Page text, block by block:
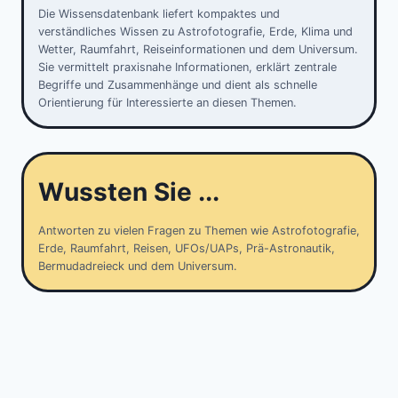
Die Wissensdatenbank liefert kompaktes und
verständliches Wissen zu Astrofotografie, Erde, Klima und
Wetter, Raumfahrt, Reiseinformationen und dem Universum.
Sie vermittelt praxisnahe Informationen, erklärt zentrale
Begriffe und Zusammenhänge und dient als schnelle
Orientierung für Interessierte an diesen Themen.
Wussten Sie ...
Antworten zu vielen Fragen zu Themen wie Astrofotografie,
Erde, Raumfahrt, Reisen, UFOs/UAPs, Prä-Astronautik,
Bermudadreieck und dem Universum.